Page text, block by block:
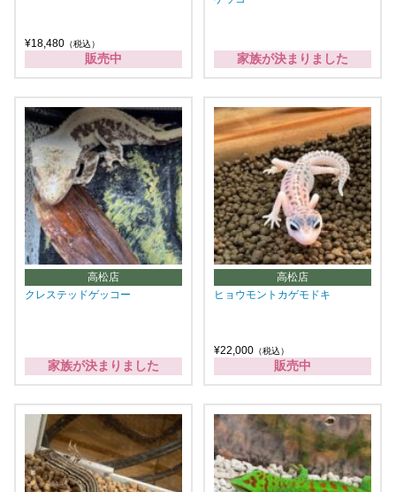
¥18,480 （税込）
販売中 家族が決まりました
高松店
クレステッドゲッコー
家族が決まりました
高松店
ヒョウモントカゲモドキ
¥22,000 （税込）
販売中